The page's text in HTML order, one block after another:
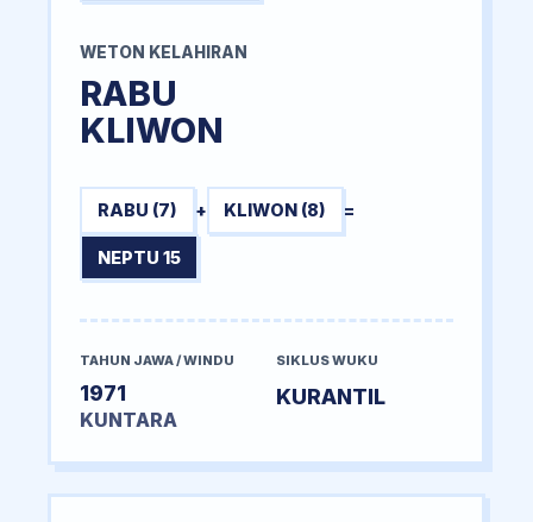
WETON KELAHIRAN
RABU
KLIWON
RABU (7) + KLIWON (8) =
NEPTU 15
TAHUN JAWA / WINDU
1971
KUNTARA
SIKLUS WUKU
KURANTIL